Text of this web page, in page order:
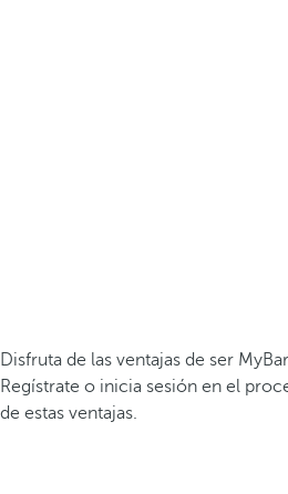
Disfruta de las ventajas de ser
Regístrate o inicia sesión en el
de estas ventajas.